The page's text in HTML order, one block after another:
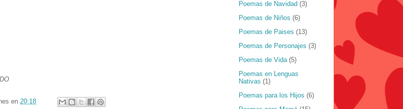
en 20:18
Poemas de Navidad (3)
Poemas de Niños (6)
Poemas de Paises (13)
Poemas de Personajes (3)
Poemas de Vida (5)
Poemas en Lenguas
Nativas (1)
Poemas para los Hijos (6)